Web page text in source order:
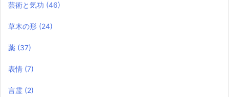
芸術と気功 (46)
草木の形 (24)
薬 (37)
表情 (7)
言霊 (2)